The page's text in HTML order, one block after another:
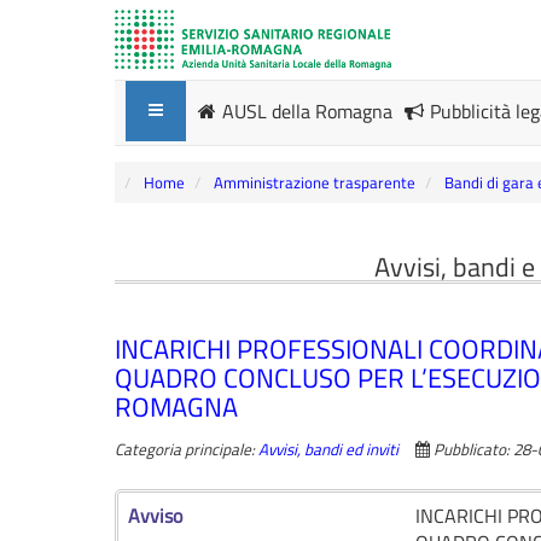
AUSL della Romagna Pubblicità
Home Amministrazione trasparente Bandi di
Avvisi, bandi
INCARICHI PROFESSIONALI
QUADRO CONCLUSO PER
ROMAGNA
Categoria principale:Avvisi, bandi ed inviti Pubblicato:
Avviso
INCARICHI